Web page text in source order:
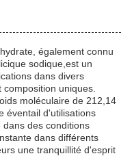
également connu
sodique,est un
dans divers
uniques.
moléculaire de 212,14
éventail d'utilisations
dans des conditions
dans différents
une tranquillité d'esprit